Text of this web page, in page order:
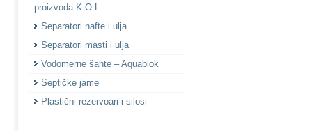
proizvoda K.O.L.
Separatori nafte i ulja
Separatori masti i ulja
Vodomerne šahte – Aquablok
Septičke jame
Plastični rezervoari i silosi